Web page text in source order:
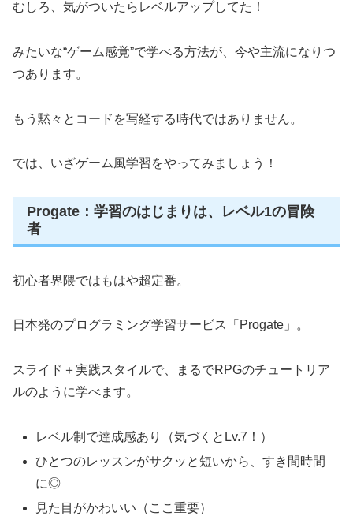
むしろ、気がついたらレベルアップしてた！
みたいな“ゲーム感覚”で学べる方法が、今や主流になりつ
つあります。
もう黙々とコードを写経する時代ではありません。
では、いざゲーム風学習をやってみましょう！
Progate：学習のはじまりは、レベル1の冒険
者
初心者界隈ではもはや超定番。
日本発のプログラミング学習サービス「Progate」。
スライド＋実践スタイルで、まるでRPGのチュートリア
ルのように学べます。
レベル制で達成感あり（気づくとLv.7！）
ひとつのレッスンがサクッと短いから、すき間時間
に◎
見た目がかわいい（ここ重要）